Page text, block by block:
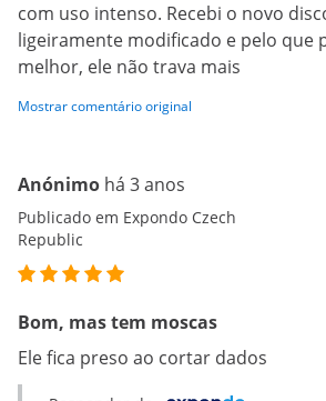
com uso intenso. Recebi o novo
ligeiramente modificado e pelo que
melhor, ele não trava mais
Mostrar comentário original
Anónimo há 3 anos
Publicado em Expondo Czech
Republic
Bom, mas tem moscas
Ele fica preso ao cortar dados